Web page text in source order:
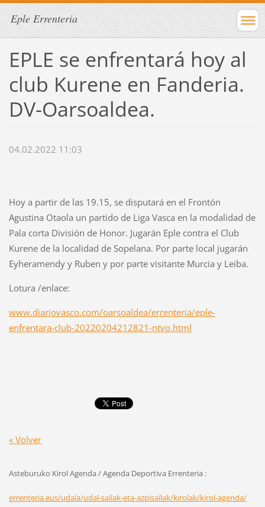
Eple Errenteria
EPLE se enfrentará hoy al
club Kurene en Fanderia.
DV-Oarsoaldea.
04.02.2022 11:03
Hoy a partir de las 19.15, se disputará en el Frontón
Agustina Otaola un partido de Liga Vasca en la modalidad de
Pala corta División de Honor. Jugarán Eple contra el Club
Kurene de la localidad de Sopelana. Por parte local jugarán
Eyheramendy y Ruben y por parte visitante Murcia y Leiba.
Lotura /enlace:
www.diariovasco.com/oarsoaldea/errenteria/eple-
enfrentara-club-20220204212821-ntvo.html
« Volver
Asteburuko Kirol Agenda / Agenda Deportiva Errenteria :
errenteria.eus/udala/udal-sailak-eta-azpisailak/kirolak/kirol-agenda/